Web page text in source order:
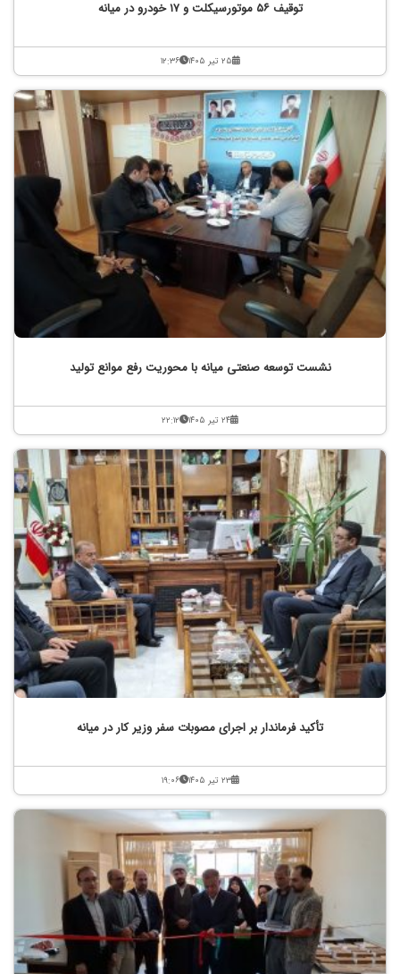
توقیف ۵۶ موتورسیکلت و ۱۷ خودرو در میانه
۲۵ تیر ۱۴۰۵ ۱۲:۳۶
نشست توسعه صنعتی میانه با محوریت رفع موانع تولید
۲۴ تیر ۱۴۰۵ ۲۲:۱۲
تأکید فرماندار بر اجرای مصوبات سفر وزیر کار در میانه
۲۳ تیر ۱۴۰۵ ۱۹:۰۶